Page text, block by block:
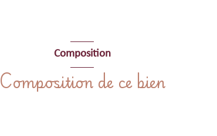
Composition
Composition de ce bien